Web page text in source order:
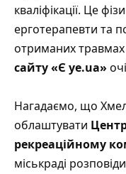
кваліфікації. Це
ерготерапевти та
отриманих травмах
сайту «Є ye.ua»
Нагадаємо, що
облаштувати
рекреаційному
міськраді